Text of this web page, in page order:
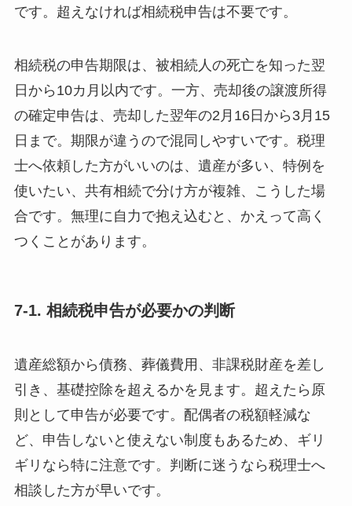
です。超えなければ相続税申告は不要です。
相続税の申告期限は、被相続人の死亡を知った翌
日から10カ月以内です。一方、売却後の譲渡所得
の確定申告は、売却した翌年の2月16日から3月15
日まで。期限が違うので混同しやすいです。税理
士へ依頼した方がいいのは、遺産が多い、特例を
使いたい、共有相続で分け方が複雑、こうした場
合です。無理に自力で抱え込むと、かえって高く
つくことがあります。
7-1. 相続税申告が必要かの判断
遺産総額から債務、葬儀費用、非課税財産を差し
引き、基礎控除を超えるかを見ます。超えたら原
則として申告が必要です。配偶者の税額軽減な
ど、申告しないと使えない制度もあるため、ギリ
ギリなら特に注意です。判断に迷うなら税理士へ
相談した方が早いです。